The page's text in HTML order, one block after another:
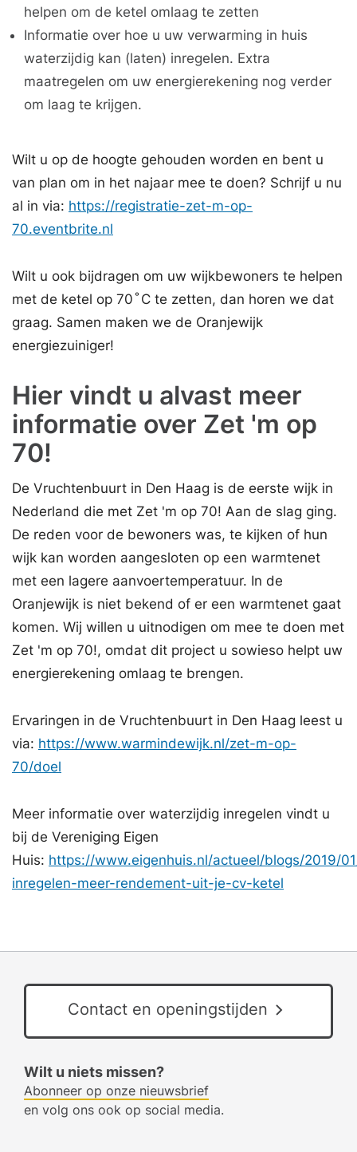
helpen om de ketel omlaag te zetten
Informatie over hoe u uw verwarming in huis
waterzijdig kan (laten) inregelen. Extra
maatregelen om uw energierekening nog verder
om laag te krijgen.
Wilt u op de hoogte gehouden worden en bent u
van plan om in het najaar mee te doen? Schrijf u nu
al in via: https://registratie-zet-m-op-
70.eventbrite.nl
Wilt u ook bijdragen om uw wijkbewoners te helpen
met de ketel op 70 ̊C te zetten, dan horen we dat
graag. Samen maken we de Oranjewijk
energiezuiniger!
Hier vindt u alvast meer
informatie over Zet 'm op
70!
De Vruchtenbuurt in Den Haag is de eerste wijk in
Nederland die met Zet 'm op 70! Aan de slag ging.
De reden voor de bewoners was, te kijken of hun
wijk kan worden aangesloten op een warmtenet
met een lagere aanvoertemperatuur. In de
Oranjewijk is niet bekend of er een warmtenet gaat
komen. Wij willen u uitnodigen om mee te doen met
Zet 'm op 70!, omdat dit project u sowieso helpt uw
energierekening omlaag te brengen.
Ervaringen in de Vruchtenbuurt in Den Haag leest u
via: https://www.warmindewijk.nl/zet-m-op-
70/doel
Meer informatie over waterzijdig inregelen vindt u
bij de Vereniging Eigen
Huis: https://www.eigenhuis.nl/actueel/blogs/2019/
inregelen-meer-rendement-uit-je-cv-ketel
Contact en openingstijden
Wilt u niets missen?
Abonneer op onze nieuwsbrief
en volg ons ook op social media.